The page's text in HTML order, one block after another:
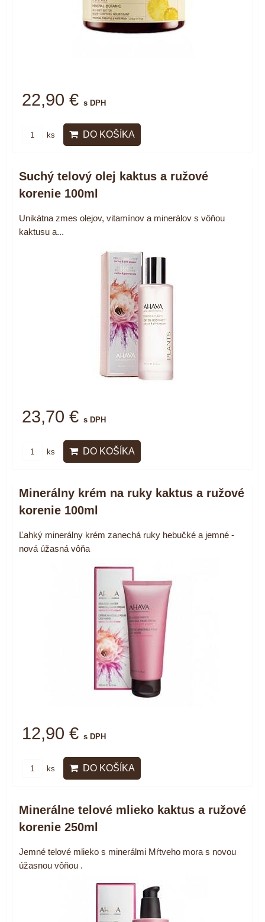
22,90 € s DPH
ks DO KOŠÍKA
Suchý telový olej kaktus a ružové
korenie 100ml
Unikátna zmes olejov, vitamínov a minerálov s vôňou
kaktusu a...
23,70 € s DPH
ks DO KOŠÍKA
Minerálny krém na ruky kaktus a ružové
korenie 100ml
Ľahký minerálny krém zanechá ruky hebučké a jemné -
nová úžasná vôňa
12,90 € s DPH
ks DO KOŠÍKA
Minerálne telové mlieko kaktus a ružové
korenie 250ml
Jemné telové mlieko s minerálmi Mŕtveho mora s novou
úžasnou vôňou .